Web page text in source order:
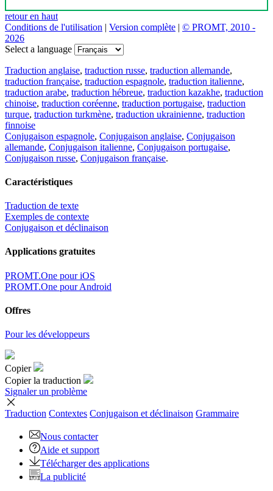
retour en haut
Conditions de l'utilisation | Version complète | © PROMT, 2010 -
2026
Select a language
Traduction anglaise, traduction russe, traduction allemande,
traduction française, traduction espagnole, traduction italienne,
traduction arabe, traduction hébreue, traduction kazakhe, traduction
chinoise, traduction coréenne, traduction portugaise, traduction
turque, traduction turkmène, traduction ukrainienne, traduction
finnoise
Conjugaison espagnole, Conjugaison anglaise, Conjugaison
allemande, Conjugaison italienne, Conjugaison portugaise,
Conjugaison russe, Conjugaison française.
Caractéristiques
Traduction de texte
Exemples de contexte
Conjugaison et déclinaison
Applications gratuites
PROMT.One pour iOS
PROMT.One pour Android
Offres
Pour les développeurs
Copier
Copier la traduction
Signaler un problème
Traduction Contextes Conjugaison et déclinaison Grammaire
Nous contacter
Aide et support
Télécharger des applications
La publicité